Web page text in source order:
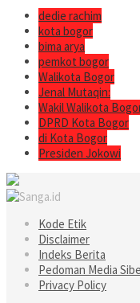
dedie rachim
kota bogor
bima arya
pemkot bogor
Walikota Bogor
Jenal Mutaqin:
Wakil Walikota
DPRD Kota Bogor
di Kota Bogor
Presiden Jokowi
Kode Etik
Disclaimer
Indeks Berita
Pedoman Media
Privacy Policy